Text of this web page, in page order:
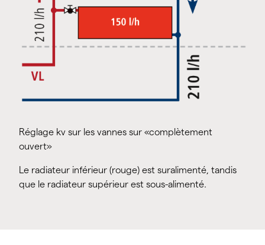
Réglage kv sur les vannes sur «complètement
ouvert»
Le radiateur inférieur (rouge) est suralimenté, tandis
que le radiateur supérieur est sous-alimenté.